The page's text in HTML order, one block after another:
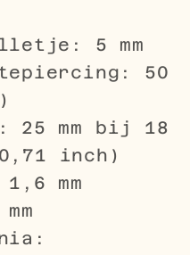
5 mm
50
25 mm bij 18
inch)
mm